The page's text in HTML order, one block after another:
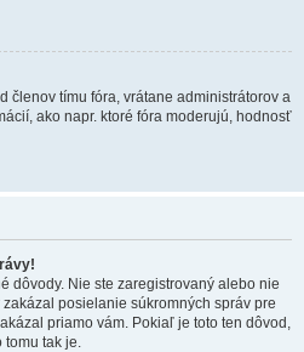
členov tímu fóra, vrátane administrátorov a
ako napr. ktoré fóra moderujú, hodnosť
dôvody. Nie ste zaregistrovaný alebo nie
posielanie súkromných správ pre
priamo vám. Pokiaľ je toto ten dôvod,
tomu tak je.